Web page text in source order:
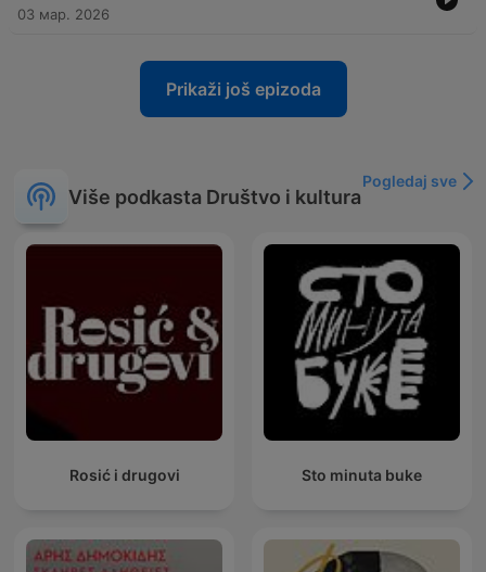
03 мар. 2026
Prikaži još epizoda
Više podkasta Društvo i kultura
Pogledaj sve
Rosić i drugovi Sto minuta buke